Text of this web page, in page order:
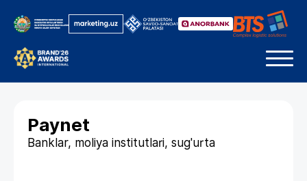
Paynet
Banklar, moliya institutlari, sug'urta